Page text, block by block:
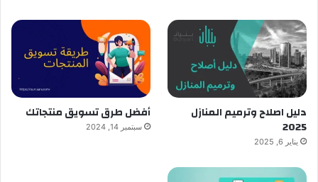
دليل اصلاح وترميم المنازل
2025
يناير 6, 2025
أفضل طرق تسويق منتجاتك
سبتمبر 14, 2024